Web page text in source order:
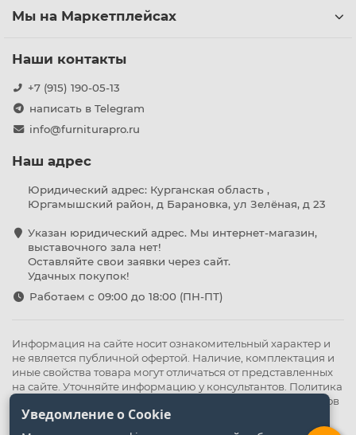
Мы на Маркетплейсах
Наши контакты
+7 (915) 190-05-13
написать в Telegram
info@furniturapro.ru
Наш адрес
Юридический адрес: Курганская область ,
Юргамышский район, д Барановка, ул Зелёная, д 23
Указан юридический адрес. Мы интернет-магазин,
выставочного зала нет!
Оставляйте свои заявки через сайт.
Удачных покупок!
Работаем с 09:00 до 18:00 (ПН-ПТ)
Информация на сайте носит ознакомительный характер и
не является публичной офертой. Наличие, комплектация и
иные свойства товара могут отличаться от представленных
на сайте. Уточняйте информацию у консультантов. Политика
Политика обработки файлов
cookie
Уведомление о Cookie